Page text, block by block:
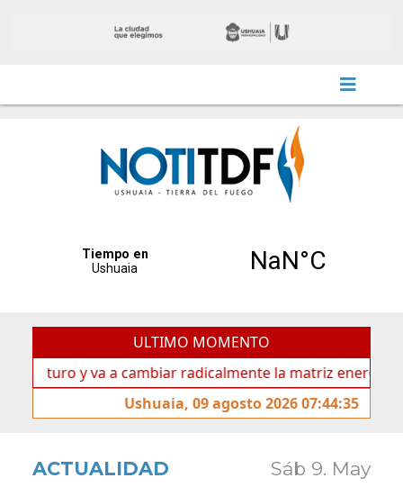
ULTIMO MOMENTO
y va a cambiar radicalmente la matriz energética de
Ushuaia, 09 agosto 2026 07:44:35
ACTUALIDAD Sáb 9. May